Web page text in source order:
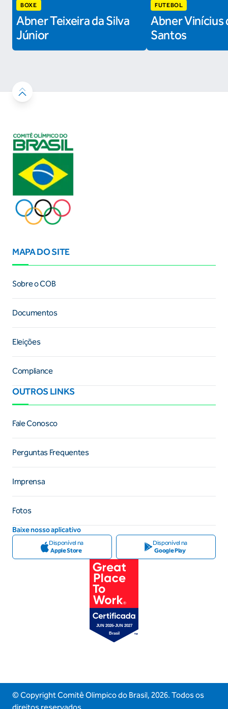
BOXE
Abner Teixeira da Silva
Júnior
FUTEBOL
Abner Vinícius
Santos
MAPA DO SITE
Sobre o COB
Documentos
Eleições
Compliance
OUTROS LINKS
Fale Conosco
Perguntas Frequentes
Imprensa
Fotos
Baixe nosso aplicativo
Disponível na
Apple Store
Disponível na
Google Play
© Copyright Comitê Olimpico do Brasil, 2026. Todos os